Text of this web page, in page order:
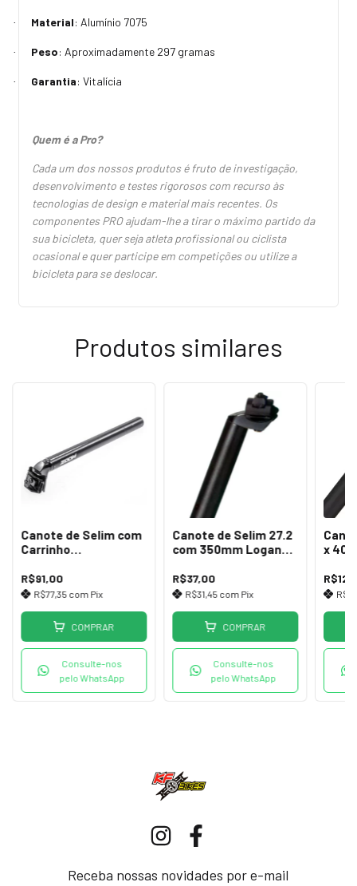
· Material: Alumínio 7075
· Peso: Aproximadamente 297 gramas
· Garantia: Vitalícia
Quem é a Pro?
Cada um dos nossos produtos é fruto de investigação,
desenvolvimento e testes rigorosos com recurso às
tecnologias de design e material mais recentes. Os
componentes PRO ajudam-lhe a tirar o máximo partido da
sua bicicleta, quer seja atleta profissional ou ciclista
ocasional e quer participe em competições ou utilize a
bicicleta para se deslocar.
Produtos similares
Canote de Selim com
Carrinho
Zoom
R$91,00
R$77,35 com Pix
COMPRAR
Consulte-nos
pelo WhatsApp
Canote de Selim 27.2
com 350mm Logan
R$37,00
R$31,45 com Pix
COMPRAR
Consulte-nos
pelo WhatsApp
x
Receba nossas novidades por e-mail